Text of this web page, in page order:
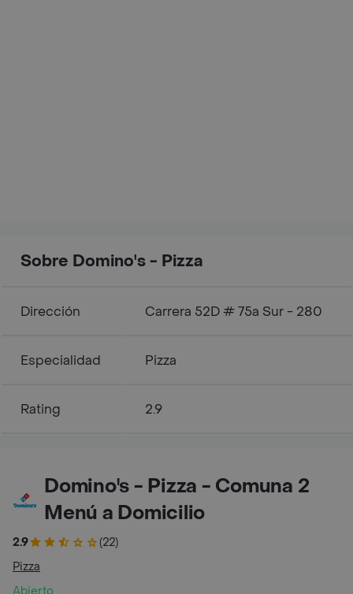
Sobre Domino's - Pizza
Dirección Carrera 52D # 75a Sur - 280
Especialidad Pizza
Rating 2.9
Domino's - Pizza - Comuna 2
Menú a Domicilio
2.9
(22)
Pizza
Abierto